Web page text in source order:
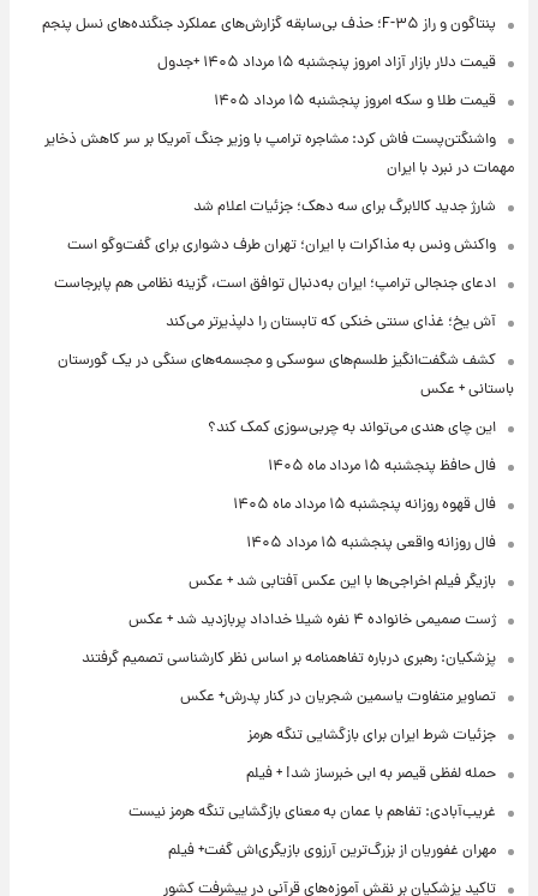
پنتاگون و راز F-۳۵؛ حذف بی‌سابقه گزارش‌های عملکرد جنگنده‌های نسل پنجم
قیمت دلار بازار آزاد امروز پنجشنبه ۱۵ مرداد ۱۴۰۵ +جدول
قیمت طلا و سکه امروز پنجشنبه ۱۵ مرداد ۱۴۰۵
واشنگتن‌پست فاش کرد: مشاجره ترامپ با وزیر جنگ آمریکا بر سر کاهش ذخایر
مهمات در نبرد با ایران
شارژ جدید کالابرگ برای سه دهک؛ جزئیات اعلام شد
واکنش ونس به مذاکرات با ایران؛ تهران طرف دشواری برای گفت‌وگو است
ادعای جنجالی ترامپ؛ ایران به‌دنبال توافق است، گزینه نظامی هم پابرجاست
آش یخ؛ غذای سنتی خنکی که تابستان را دلپذیرتر می‌کند
کشف شگفت‌انگیز طلسم‌های سوسکی و مجسمه‌های سنگی در یک گورستان
باستانی + عکس
این چای هندی می‌تواند به چربی‌سوزی کمک کند؟
فال حافظ پنجشنبه ۱۵ مرداد ماه ۱۴۰۵
فال قهوه روزانه پنجشنبه ۱۵ مرداد ماه ۱۴۰۵
فال روزانه واقعی پنجشنبه ۱۵ مرداد ۱۴۰۵
بازیگر فیلم اخراجی‌ها با این عکس آفتابی شد + عکس
ژست صمیمی خانواده ۴ نفره شیلا خداداد پربازدید شد + عکس
پزشکیان: رهبری درباره تفاهمنامه بر اساس نظر کارشناسی تصمیم گرفتند
تصاویر متفاوت یاسمین شجریان در کنار پدرش+ عکس
جزئیات شرط ایران برای بازگشایی تنگه هرمز
حمله لفظی قیصر به ابی خبرساز شد! + فیلم
غریب‌آبادی: تفاهم با عمان به معنای بازگشایی تنگه هرمز نیست
مهران غفوریان از بزرگ‌ترین آرزوی بازیگری‌اش گفت+ فیلم
تاکید پزشکیان بر نقش آموزه‌های قرآنی در پیشرفت کشور